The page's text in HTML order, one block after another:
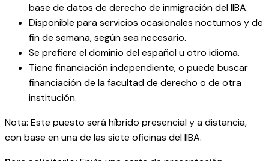
base de datos de derecho de inmigración del IIBA.
Disponible para servicios ocasionales nocturnos y de
fin de semana, según sea necesario.
Se prefiere el dominio del español u otro idioma.
Tiene financiación independiente, o puede buscar
financiación de la facultad de derecho o de otra
institución.
Nota: Este puesto será híbrido presencial y a distancia,
con base en una de las siete oficinas del IIBA.